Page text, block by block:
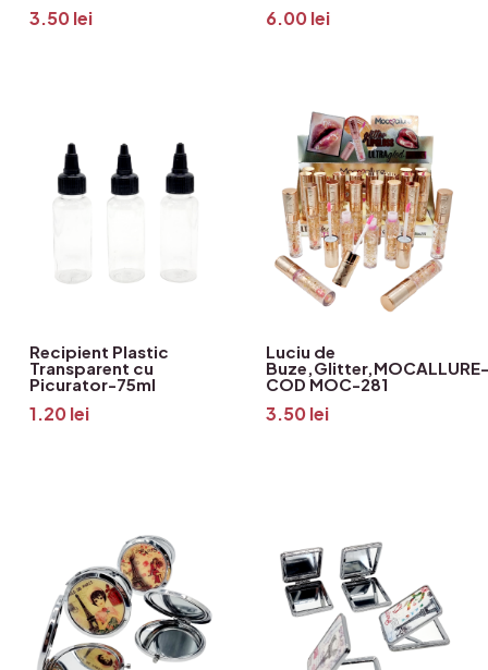
3.50lei 6.00lei
Recipient Plastic
Transparent cu
Picurator-75ml
1.20lei
Luciu de
Buze,Glitter,MOCALLURE-
COD MOC-281
3.50lei